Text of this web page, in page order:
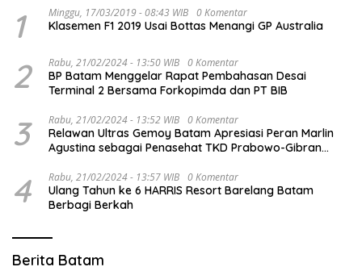
1 Minggu, 17/03/2019 - 08:43 WIB 0 Komentar
Klasemen F1 2019 Usai Bottas Menangi GP Australia
2 Rabu, 21/02/2024 - 13:50 WIB 0 Komentar
BP Batam Menggelar Rapat Pembahasan Desai
Terminal 2 Bersama Forkopimda dan PT BIB
3 Rabu, 21/02/2024 - 13:52 WIB 0 Komentar
Relawan Ultras Gemoy Batam Apresiasi Peran Marlin
Agustina sebagai Penasehat TKD Prabowo-Gibran
4 Rabu, 21/02/2024 - 13:57 WIB 0 Komentar
Ulang Tahun ke 6 HARRIS Resort Barelang Batam
Berbagi Berkah
Berita Batam